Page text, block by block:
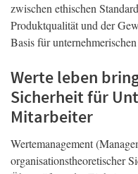
zwischen ethischen
Produktqualität und der
Basis für
Werte leben
Sicherheit für
Mitarbeiter
Wertemanagement
organisationstheoretischer